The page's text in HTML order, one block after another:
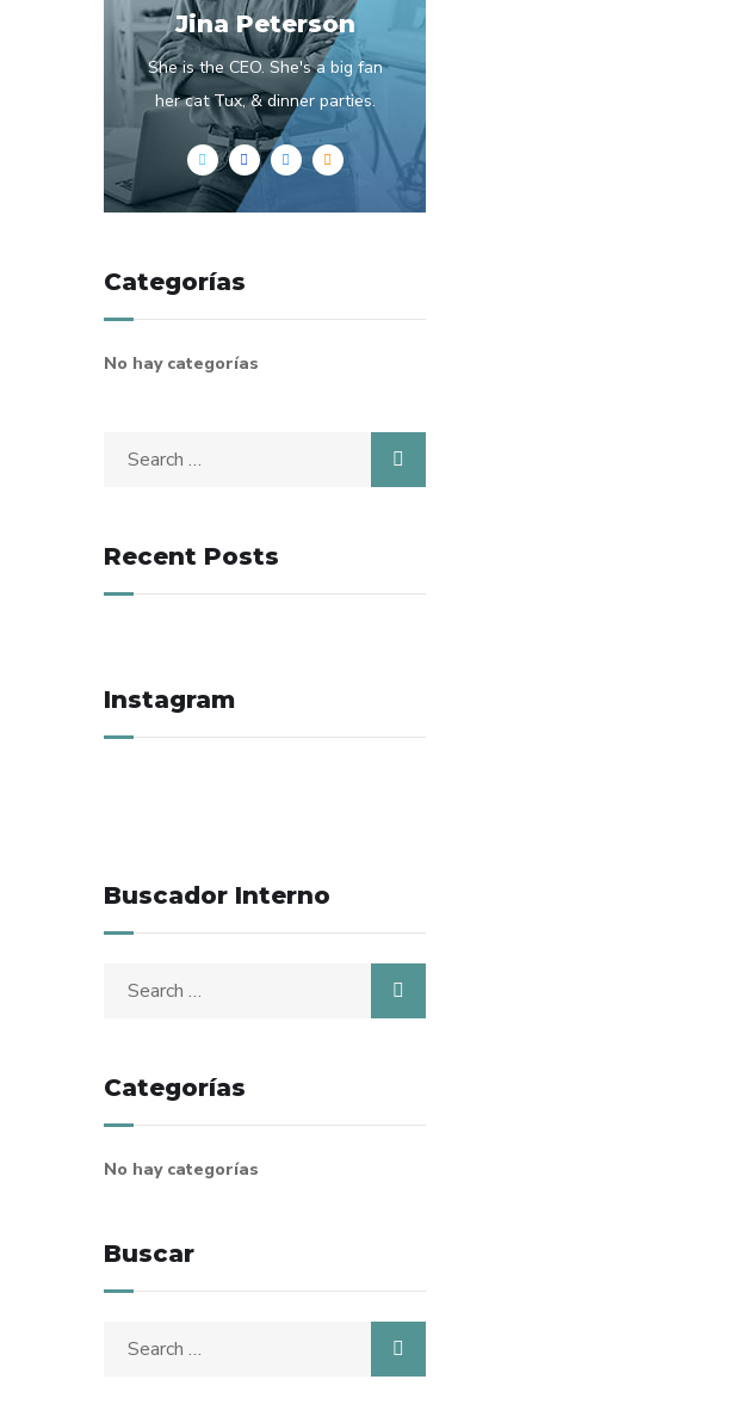
Jina Peterson
She is the CEO. She's a big fan
her cat Tux, & dinner parties.
Categorías
No hay categorías
Search
Recent Posts
Instagram
Buscador Interno
Search
Categorías
No hay categorías
Buscar
Search